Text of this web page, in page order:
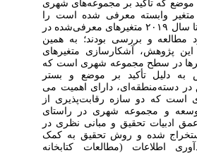
که تأکید بر مجموعه‌های شهری
وابسته معرفی شده است را
تدوین کرد؛ زیرا تا سال ۲۰۱۹ متغیرهای معرفی‌شده در
و بررسی بودند؛ به همین
پژوهش، آشکارسازی متغیرهای
در سطح مجموعه شهری است که
دلیل تأکید بر موضع و بستر
منطقه‌ای، دارای اهمیت میدسته
است که دو سازه رقابت‌پذیری از
و مجموعه شهری در راستای
ادبیات تحقیق و مبانی نظری در
شده و روش تحقیق به کمک
اطلاعات (مطالعات کتابخانه